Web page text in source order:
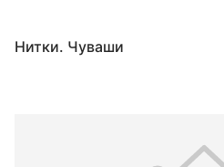
Нитки. Чуваши